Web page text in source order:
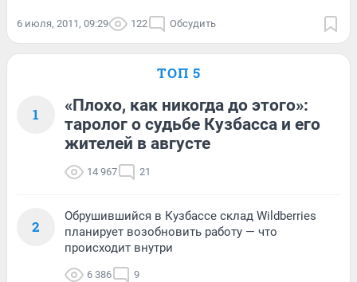
6 июля, 2011, 09:29 122 Обсудить
ТОП 5
1
«Плохо, как никогда до этого»:
таролог о судьбе Кузбасса и его
жителей в августе
14 967 21
2
Обрушившийся в Кузбассе склад Wildberries
планирует возобновить работу — что
происходит внутри
6 386 9